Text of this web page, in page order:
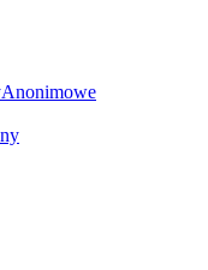
Anonimowe